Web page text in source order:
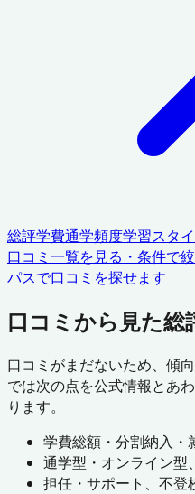
総評学費通学頻度学習スタ
口コミ一覧を見る・条件で
パスで口コミを探せます
口コミから見た総
口コミがまだないため、傾
では次の点を公式情報とあ
ります。
学費総額・分割納入・
通学型・オンライン型
担任・サポート、不登